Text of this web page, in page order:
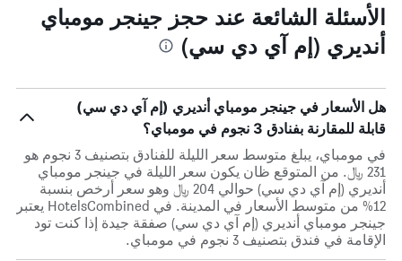
الأسئلة الشائعة عند حجز جينجر مومباي
أنديري (إم آي دي سي)
هل الأسعار في جينجر مومباي أنديري (إم آي دي سي)
قابلة للمقارنة بفنادق 3 نجوم في مومباي؟
في مومباي، يبلغ متوسط ​​سعر الليلة للفنادق بتصنيف 3 نجوم هو
231 ﷼. من المتوقع ظان يكون سعر الليلة في جينجر مومباي
أنديري (إم آي دي سي) حوالي 204 ﷼ وهو سعر أرخص بنسبة
12% من متوسط الأسعار في المدينة. في HotelsCombined يعتبر
جينجر مومباي أنديري (إم آي دي سي) صفقة جيدة إذا كنت تود
الإقامة في فندق بتصنيف 3 نجوم في مومباي.